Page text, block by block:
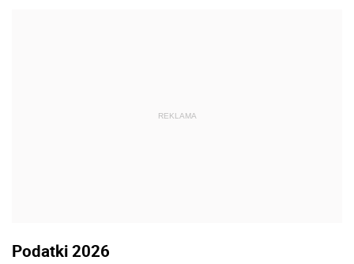
REKLAMA
Podatki 2026